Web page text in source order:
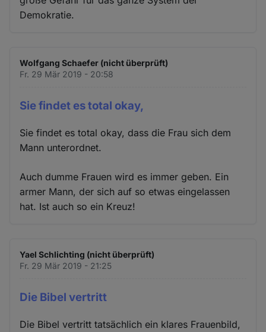
Demokratie.
Wolfgang Schaefer (nicht überprüft)
Fr. 29 Mär 2019 - 20:58
Sie findet es total okay,
Sie findet es total okay, dass die Frau sich dem
Mann unterordnet.
Auch dumme Frauen wird es immer geben. Ein
armer Mann, der sich auf so etwas eingelassen
hat. Ist auch so ein Kreuz!
Yael Schlichting (nicht überprüft)
Fr. 29 Mär 2019 - 21:25
Die Bibel vertritt
Die Bibel vertritt tatsächlich ein klares Frauenbild,